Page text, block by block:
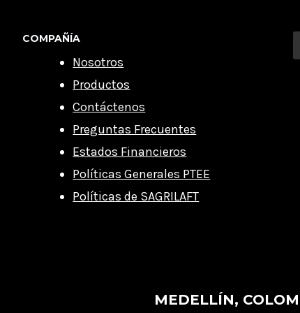
COMPAÑÍA
Nosotros
Productos
Contáctenos
Preguntas Frecuentes
Estados Financieros
Políticas Generales PTEE
Políticas de SAGRILAFT
MEDELLÍN,